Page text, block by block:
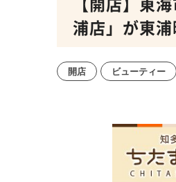
浦店」が東
開店 ビューティー